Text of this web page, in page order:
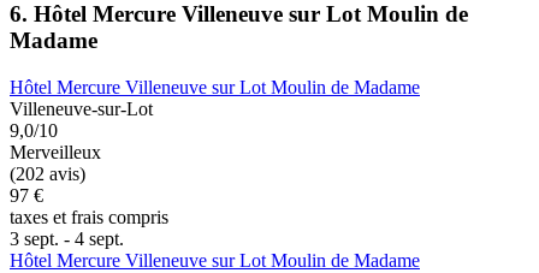
6. Hôtel Mercure Villeneuve sur Lot Moulin de
Madame
Hôtel Mercure Villeneuve sur Lot Moulin de Madame
Villeneuve-sur-Lot
9,0/10
Merveilleux
(202 avis)
97 €
taxes et frais compris
3 sept. - 4 sept.
Hôtel Mercure Villeneuve sur Lot Moulin de Madame